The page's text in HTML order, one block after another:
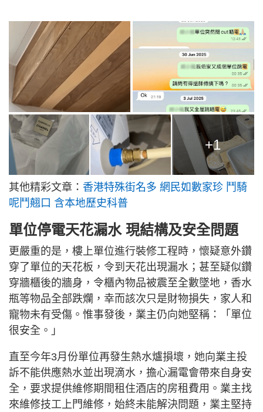
+1
其他精彩文章： 香港特殊街名多 網民如數家珍 鬥騎
呢鬥翹口 含本地歷史科普
單位停電天花漏水 現結構及安全問題
更嚴重的是，樓上單位進行裝修工程時，懷疑意外鑽
穿了單位的天花板，令到天花出現漏水；甚至疑似鑽
穿牆櫃後的牆身，令櫃內物品被震至全數墜地，香水
瓶等物品全部跌爛，幸而該次只是財物損失，家人和
寵物未有受傷。惟事發後，業主仍向她堅稱：「單位
很安全。」
直至今年3月份單位再發生熱水爐損壞，她向業主投
訴不能供應熱水並出現滴水，擔心漏電會帶來自身安
全，要求提供維修期間租住酒店的房租費用。業主找
來維修技工上門維修，始終未能解決問題，業主堅持